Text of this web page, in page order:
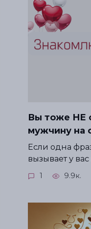
Вы тоже НЕ
мужчину на
Если одна
вызывает у
1 9.9к.